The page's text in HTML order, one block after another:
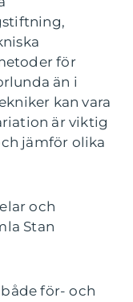
för
än i
kan vara
är viktig
jämför olika
och
Stan
för- och